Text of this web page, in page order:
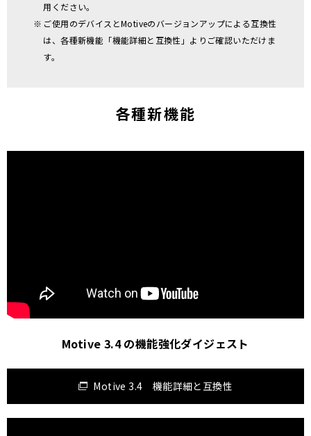
用ください。
ご使用のデバイスとMotiveのバージョンアップによる互換性
は、各種新機能「機能詳細と互換性」よりご確認いただけま
す。
各種新機能
Motive 3.4 の機能強化ダイジェスト
Motive 3.4 機能詳細と互換性